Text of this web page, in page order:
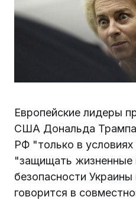
Европейские лидеры
США Дональда Трампа
РФ "только в
"защищать жизненные
безопасности
говорится в